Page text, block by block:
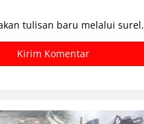
tulisan baru melalui surel.